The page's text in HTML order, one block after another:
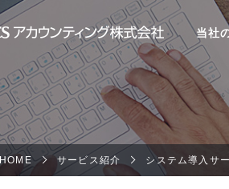
当社
HOME サービス紹介 システム導入サ